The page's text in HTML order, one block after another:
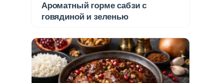
Ароматный горме сабзи с
говядиной и зеленью